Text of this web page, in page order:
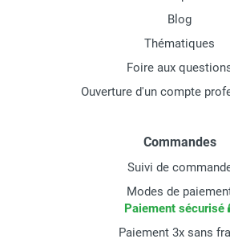
Blog
Thématiques
Foire aux
Ouverture d'un compte
Commandes
Suivi de
Modes de
Paiement sécurisé
Paiement 3x sans